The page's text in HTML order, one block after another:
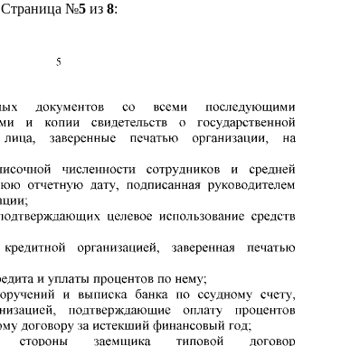
Страница №5из 8: